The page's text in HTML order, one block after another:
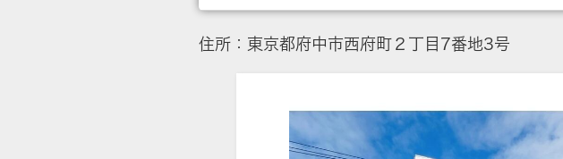
住所：東京都府中市西府町２丁目7番地3号